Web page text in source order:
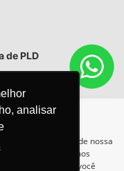
analisar
de PLD
fazemos uso de nossa
pessoais respeitamos
navegação e visita você